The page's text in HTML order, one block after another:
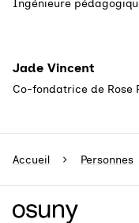
Ingénieure
Jade Vincent
Co-fondatrice de Rose
Accueil Personnes